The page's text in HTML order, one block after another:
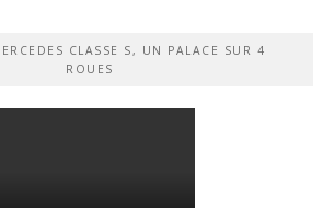
CLASSE S, UN PALACE SUR 4
ROUES